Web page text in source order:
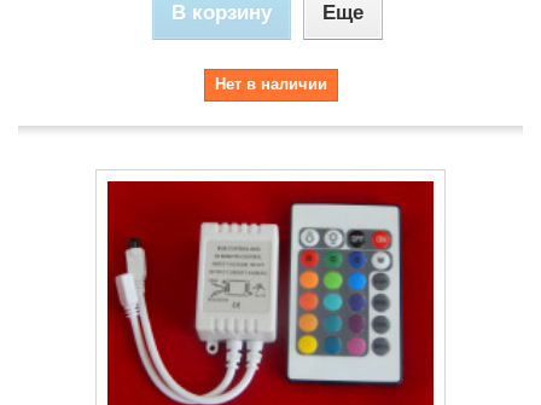
В корзину Еще
Нет в наличии